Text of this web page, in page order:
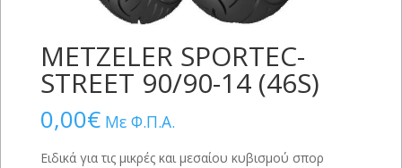
METZELER SPORTEC-
STREET 90/90-14 (46S)
0,00€ Με Φ.Π.Α.
Ειδικά για τις μικρές και μεσαίου κυβισμού σπορ